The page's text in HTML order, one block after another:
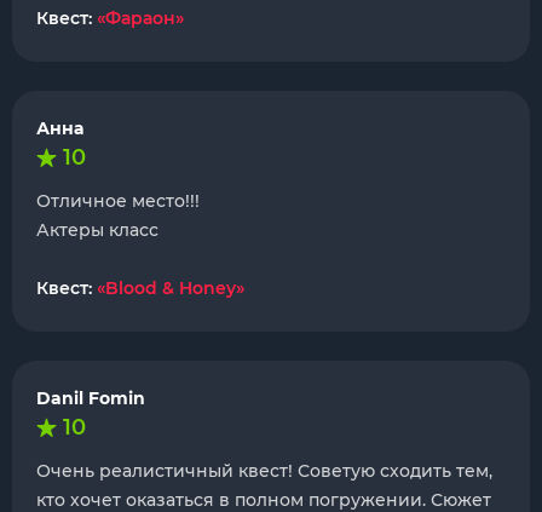
Квест: «Фараон»
Анна
10
Отличное место!!!
Актеры класс
Квест: «Blood & Honey»
Danil Fomin
10
Очень реалистичный квест! Советую сходить тем,
кто хочет оказаться в полном погружении. Сюжет